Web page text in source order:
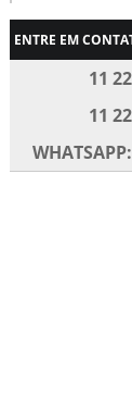
FERRAMENTA
DE ALUMÍNIO
USINAGEM
ENTRE EM
11
11